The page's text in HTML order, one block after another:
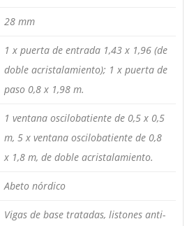
28 mm
1 x puerta de entrada 1,43 x 1,96 (de
doble acristalamiento); 1 x puerta de
paso 0,8 x 1,98 m.
1 ventana oscilobatiente de 0,5 x 0,5
m, 5 x ventana oscilobatiente de 0,8
x 1,8 m, de doble acristalamiento.
Abeto nórdico
Vigas de base tratadas, listones anti-